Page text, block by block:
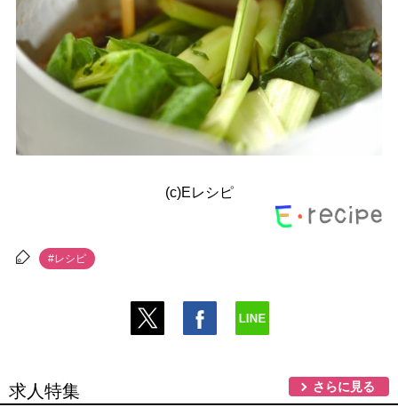
(c)Eレシピ
#レシピ
求人特集 さらに見る